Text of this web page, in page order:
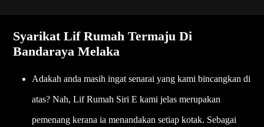
Syarikat Lif Rumah Termaju Di
Bandaraya Melaka
Adakah anda masih ingat senarai yang kami bincangkan di
atas? Nah, Lif Rumah Siri E kami jelas merupakan
pemenang kerana ia menandakan setiap kotak. Sebagai